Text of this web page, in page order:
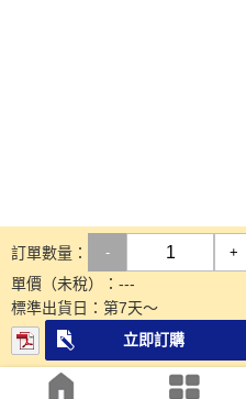
訂單數量： - +
單價（未稅）： ---
標準出貨日： 第7天～
立即訂購